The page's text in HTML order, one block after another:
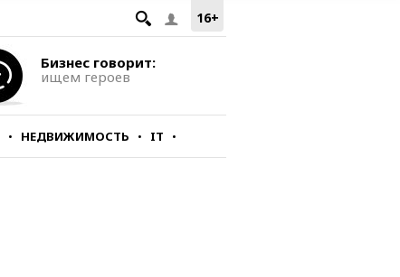
16+
Бизнес говорит:
ищем героев
НЕДВИЖИМОСТЬ IT